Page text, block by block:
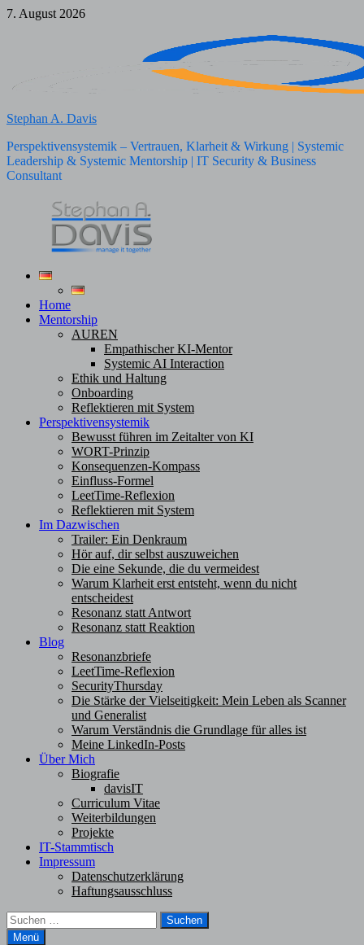
Zum
7. August 2026
Stephan A. Davis
Perspektivensystemik – Vertrauen, Klarheit & Wirkung | Systemic
Leadership & Systemic Mentorship | IT Security & Business
Consultant
Home
Mentorship
AUREN
Empathischer KI-Mentor
Systemic AI Interaction
Ethik und Haltung
Onboarding
Reflektieren mit System
Perspektivensystemik
Bewusst führen im Zeitalter von KI
WORT-Prinzip
Konsequenzen-Kompass
Einfluss-Formel
LeetTime-Reflexion
Reflektieren mit System
Im Dazwischen
Trailer: Ein Denkraum
Hör auf, dir selbst auszuweichen
Die eine Sekunde, die du vermeidest
Warum Klarheit erst entsteht, wenn du nicht
entscheidest
Resonanz statt Antwort
Resonanz statt Reaktion
Blog
Resonanzbriefe
LeetTime-Reflexion
SecurityThursday
Die Stärke der Vielseitigkeit: Mein Leben als Scanner
und Generalist
Warum Verständnis die Grundlage für alles ist
Meine LinkedIn-Posts
Über Mich
Biografie
davisIT
Curriculum Vitae
Weiterbildungen
Projekte
IT-Stammtisch
Impressum
Datenschutzerklärung
Haftungsausschluss
Suchen
nach:
Menü